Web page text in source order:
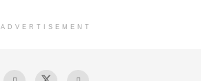
ADVERTISEMENT